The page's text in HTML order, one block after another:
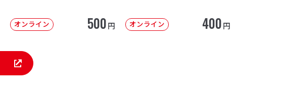
オンライン 500円 オンライン 400円